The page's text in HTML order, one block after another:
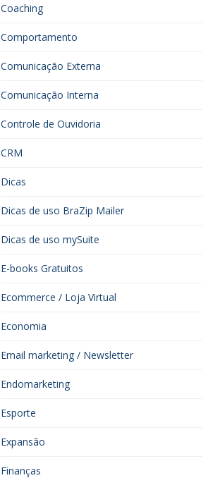
Coaching
Comportamento
Comunicação Externa
Comunicação Interna
Controle de Ouvidoria
CRM
Dicas
Dicas de uso BraZip Mailer
Dicas de uso mySuite
E-books Gratuitos
Ecommerce / Loja Virtual
Economia
Email marketing / Newsletter
Endomarketing
Esporte
Expansão
Finanças